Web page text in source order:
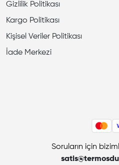
Gizlilik Politikası
Kargo Politikası
Kişisel Veriler Politikası
İade Merkezi
Soruların için